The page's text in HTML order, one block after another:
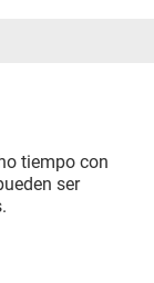
tiempo con
ser